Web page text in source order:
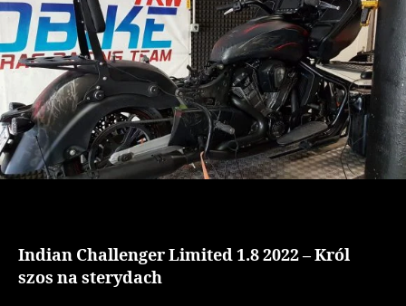
Indian Challenger Limited 1.8 2022 – Król
szos na sterydach